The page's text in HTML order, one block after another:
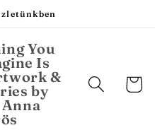
You
Is
&
by
Kosár